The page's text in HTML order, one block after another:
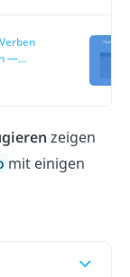
—
zeigen
mit einigen